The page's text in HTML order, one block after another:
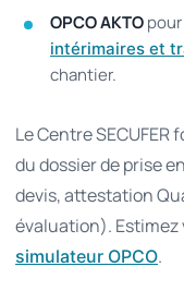
OPCO AKTO
intérimaires et
chantier.
Le Centre
du dossier de prise
devis, attestation
évaluation).
simulateur OPCO.